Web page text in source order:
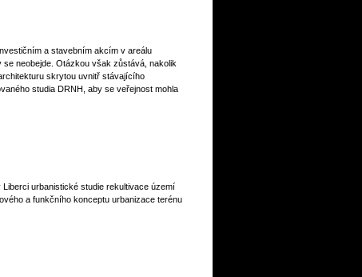
a stavebním akcím v areálu
neobejde. Otázkou však zůstává, nakolik
skrytou uvnitř stávajícího
studia DRNH, aby se veřejnost mohla
urbanistické studie rekultivace území
a funkčního konceptu urbanizace terénu